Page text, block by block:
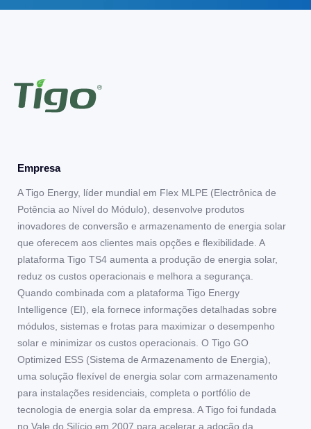
Empresa
A Tigo Energy, líder mundial em Flex MLPE (Electrônica de
Potência ao Nível do Módulo), desenvolve produtos
inovadores de conversão e armazenamento de energia solar
que oferecem aos clientes mais opções e flexibilidade. A
plataforma Tigo TS4 aumenta a produção de energia solar,
reduz os custos operacionais e melhora a segurança.
Quando combinada com a plataforma Tigo Energy
Intelligence (EI), ela fornece informações detalhadas sobre
módulos, sistemas e frotas para maximizar o desempenho
solar e minimizar os custos operacionais. O Tigo GO
Optimized ESS (Sistema de Armazenamento de Energia),
uma solução flexível de energia solar com armazenamento
para instalações residenciais, completa o portfólio de
tecnologia de energia solar da empresa. A Tigo foi fundada
no Vale do Silício em 2007 para acelerar a adoção da